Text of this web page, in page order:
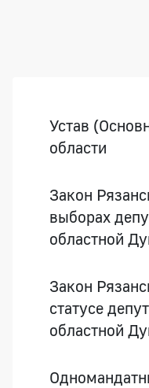
Устав
области
Закон
выборах
областной
Закон
статусе
областной